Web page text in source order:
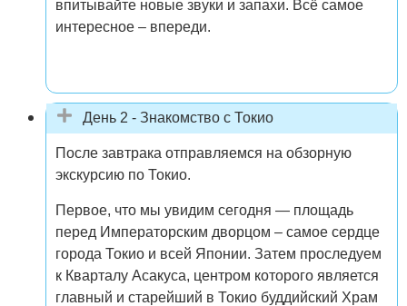
впитывайте новые звуки и запахи. Всё самое
интересное – впереди.
День 2 - Знакомство с Токио
После завтрака отправляемся на обзорную
экскурсию по Токио.
Первое, что мы увидим сегодня — площадь
перед Императорским дворцом – самое сердце
города Токио и всей Японии. Затем проследуем
к Кварталу Асакуса, центром которого является
главный и старейший в Токио буддийский Храм